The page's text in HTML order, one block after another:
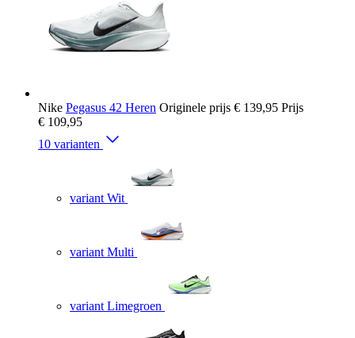
Nike Pegasus 42 Heren Originele prijs € 139,95 Prijs
€ 109,95
10 varianten
variant Wit
variant Multi
variant Limegroen